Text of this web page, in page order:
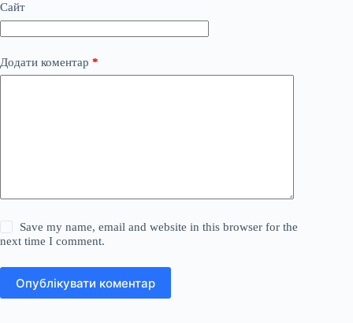
Сайт
Додати коментар *
Save my name, email and website in this browser for the
next time I comment.
Опублікувати коментар